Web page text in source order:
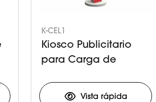
K-CEL1
Kiosco Publicitario
para Carga de
Vista rápida